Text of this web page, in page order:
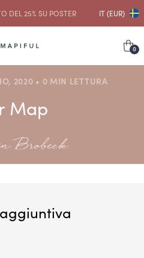
DEL 25% SU POSTER IT (EUR)
0
2020 • 0 MIN LETTURA
Map
Brobeck